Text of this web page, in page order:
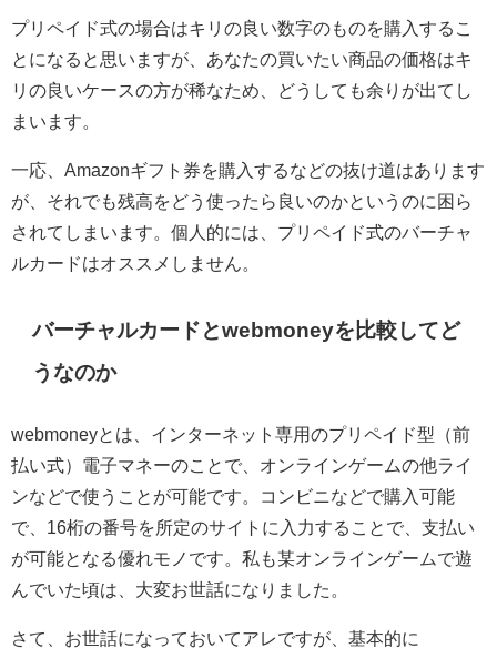
プリペイド式の場合はキリの良い数字のものを購入するこ
とになると思いますが、あなたの買いたい商品の価格はキ
リの良いケースの方が稀なため、どうしても余りが出てし
まいます。
一応、Amazonギフト券を購入するなどの抜け道はあります
が、それでも残高をどう使ったら良いのかというのに困ら
されてしまいます。個人的には、プリペイド式のバーチャ
ルカードはオススメしません。
バーチャルカードとwebmoneyを比較してど
うなのか
webmoneyとは、インターネット専用のプリペイド型（前
払い式）電子マネーのことで、オンラインゲームの他ライ
ンなどで使うことが可能です。コンビニなどで購入可能
で、16桁の番号を所定のサイトに入力することで、支払い
が可能となる優れモノです。私も某オンラインゲームで遊
んでいた頃は、大変お世話になりました。
さて、お世話になっておいてアレですが、基本的に